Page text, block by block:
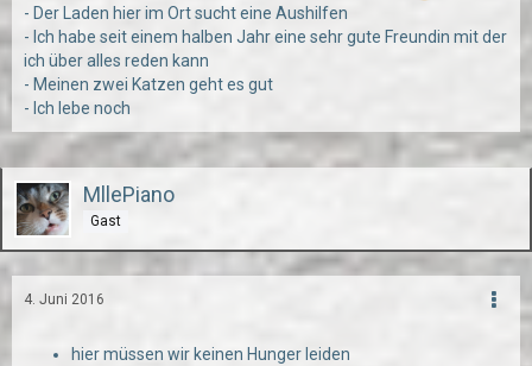
- Der Laden hier im Ort sucht eine Aushilfen
- Ich habe seit einem halben Jahr eine sehr gute Freundin mit der
ich über alles reden kann
- Meinen zwei Katzen geht es gut
- Ich lebe noch
MllePiano
Gast
4. Juni 2016
hier müssen wir keinen Hunger leiden